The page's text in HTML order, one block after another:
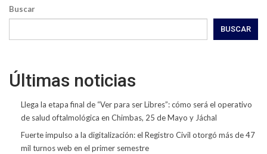
Buscar
BUSCAR
Últimas noticias
Llega la etapa final de “Ver para ser Libres”: cómo será el operativo
de salud oftalmológica en Chimbas, 25 de Mayo y Jáchal
Fuerte impulso a la digitalización: el Registro Civil otorgó más de 47
mil turnos web en el primer semestre